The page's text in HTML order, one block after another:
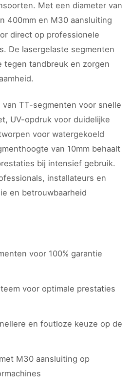
Met een diameter van
400mm en M30 aansluiting
direct op professionele
De lasergelaste segmenten
tegen tandbreuk en zorgen
TT-segmenten voor snelle
UV-opdruk voor duidelijke
voor watergekoeld
van 10mm behaalt
bij intensief gebruik.
installateurs en
en betrouwbaarheid
voor 100% garantie
voor optimale prestaties
en foutloze keuze op de
M30 aansluiting op